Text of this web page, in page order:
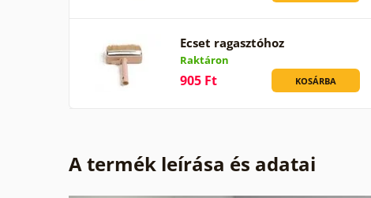
Ecset ragasztóhoz
Raktáron
905 Ft KOSÁRBA
A termék leírása és adatai